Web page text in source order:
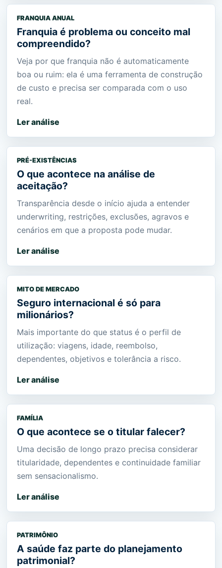
FRANQUIA ANUAL
Franquia é problema ou conceito mal
compreendido?
Veja por que franquia não é automaticamente
boa ou ruim: ela é uma ferramenta de construção
de custo e precisa ser comparada com o uso
real.
Ler análise
PRÉ-EXISTÊNCIAS
O que acontece na análise de
aceitação?
Transparência desde o início ajuda a entender
underwriting, restrições, exclusões, agravos e
cenários em que a proposta pode mudar.
Ler análise
MITO DE MERCADO
Seguro internacional é só para
milionários?
Mais importante do que status é o perfil de
utilização: viagens, idade, reembolso,
dependentes, objetivos e tolerância a risco.
Ler análise
FAMÍLIA
O que acontece se o titular falecer?
Uma decisão de longo prazo precisa considerar
titularidade, dependentes e continuidade familiar
sem sensacionalismo.
Ler análise
PATRIMÔNIO
A saúde faz parte do planejamento
patrimonial?